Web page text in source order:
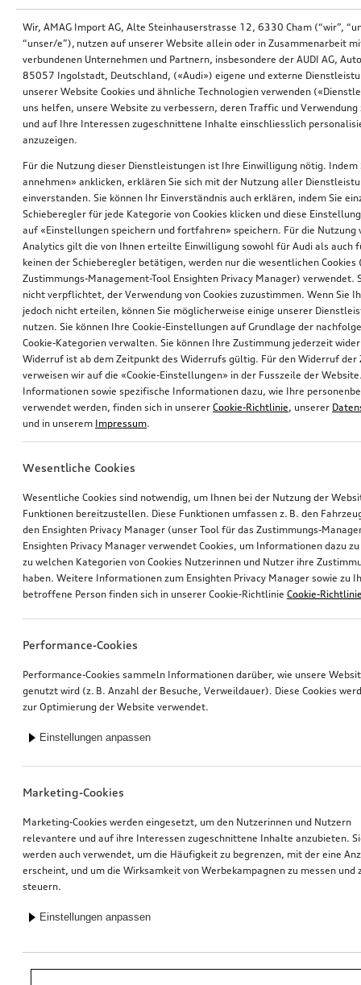
*Unverbindliche Preisempfehlung der Importeurin AMAG Import AG. Inkl.
gesetzlicher MwSt. Preise beim Audi Partner können abweichen; weitere
Wir, AMAG Import AG, Alte Steinhauserstrasse 12, 6330 Cham (“wir”,
“unser/e”), nutzen auf unserer Website allein oder in Zusammenarbeit
verbundenen Unternehmen und Partnern, insbesondere der AUDI AG,
85057 Ingolstadt, Deutschland, («Audi») eigene und externe
unserer Website Cookies und ähnliche Technologien verwenden
uns helfen, unsere Website zu verbessern, deren Traffic und Verwendung
und auf Ihre Interessen zugeschnittene Inhalte einschliesslich
anzuzeigen.
Für die Nutzung dieser Dienstleistungen ist Ihre Einwilligung nötig. Indem
annehmen» anklicken, erklären Sie sich mit der Nutzung aller
einverstanden. Sie können Ihr Einverständnis auch erklären, indem Sie
Schieberegler für jede Kategorie von Cookies klicken und diese
auf «Einstellungen speichern und fortfahren» speichern. Für die Nutzung
Analytics gilt die von Ihnen erteilte Einwilligung sowohl für Audi als auch
keinen der Schieberegler betätigen, werden nur die wesentlichen Cookies
Zustimmungs-Management-Tool Ensighten Privacy Manager) verwendet.
nicht verpflichtet, der Verwendung von Cookies zuzustimmen. Wenn Sie
jedoch nicht erteilen, können Sie möglicherweise einige unserer
nutzen. Sie können Ihre Cookie-Einstellungen auf Grundlage der
Cookie-Kategorien verwalten. Sie können Ihre Zustimmung jederzeit
Widerruf ist ab dem Zeitpunkt des Widerrufs gültig. Für den Widerruf der
verweisen wir auf die «Cookie-Einstellungen» in der Fusszeile der
Informationen sowie spezifische Informationen dazu, wie Ihre
verwendet werden, finden sich in unserer Cookie-Richtlinie, unserer
und in unserem Impressum.
Wesentliche Cookies
Wesentliche Cookies sind notwendig, um Ihnen bei der Nutzung der
Funktionen bereitzustellen. Diese Funktionen umfassen z. B. den
den Ensighten Privacy Manager (unser Tool für das Zustimmungs-
Ensighten Privacy Manager verwendet Cookies, um Informationen dazu
zu welchen Kategorien von Cookies Nutzerinnen und Nutzer ihre
haben. Weitere Informationen zum Ensighten Privacy Manager sowie zu
betroffene Person finden sich in unserer Cookie-Richtlinie Cookie-
Performance-Cookies
Performance-Cookies sammeln Informationen darüber, wie unsere
genutzt wird (z. B. Anzahl der Besuche, Verweildauer). Diese Cookies
zur Optimierung der Website verwendet.
Einstellungen anpassen
Marketing-Cookies
Marketing-Cookies werden eingesetzt, um den Nutzerinnen und Nutzern
relevantere und auf ihre Interessen zugeschnittene Inhalte anzubieten.
werden auch verwendet, um die Häufigkeit zu begrenzen, mit der eine
erscheint, und um die Wirksamkeit von Werbekampagnen zu messen und
steuern.
Einstellungen anpassen